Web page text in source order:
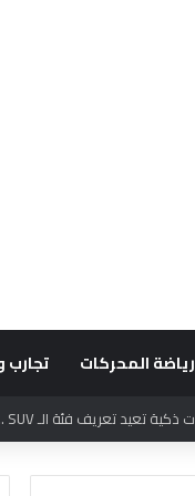
رياضة المحركات تجارب